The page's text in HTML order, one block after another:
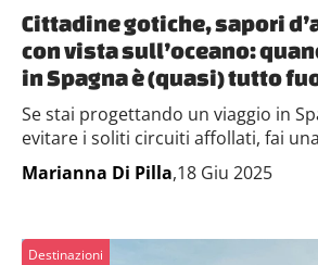
Cittadine gotiche, sapori
con vista sull’oceano:
in Spagna è (quasi) tutto
Se stai progettando un viaggio in
evitare i soliti circuiti affollati, fai
Marianna Di Pilla,18 Giu 2025
Destinazioni